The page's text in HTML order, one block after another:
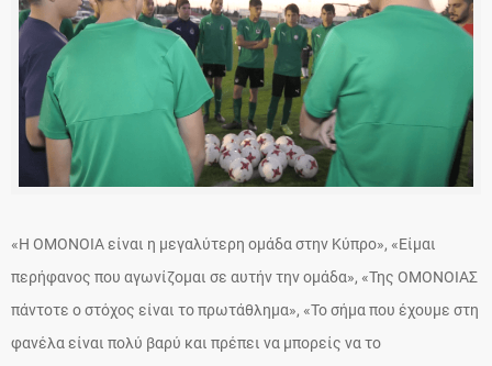
«Η ΟΜΟΝΟΙΑ είναι η μεγαλύτερη ομάδα στην Κύπρο», «Είμαι
περήφανος που αγωνίζομαι σε αυτήν την ομάδα», «Της ΟΜΟΝΟΙΑΣ
πάντοτε ο στόχος είναι το πρωτάθλημα», «Το σήμα που έχουμε στη
φανέλα είναι πολύ βαρύ και πρέπει να μπορείς να το